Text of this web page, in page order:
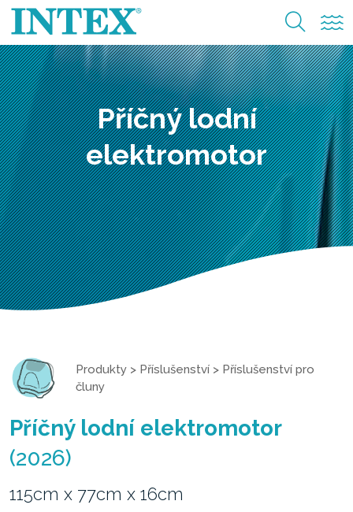
Příčný lodní
elektromotor
Produkty > Příslušenství > Příslušenství pro
čluny
Příčný lodní elektromotor
(2026)
115cm x 77cm x 16cm